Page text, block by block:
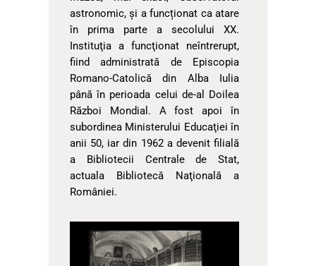
astronomic, și a funcționat ca atare
în prima parte a secolului XX.
Instituţia a funcţionat neîntrerupt,
fiind administrată de Episcopia
Romano-Catolică din Alba Iulia
până în perioada celui de-al Doilea
Război Mondial. A fost apoi în
subordinea Ministerului Educaţiei în
anii 50, iar din 1962 a devenit filială
a Bibliotecii Centrale de Stat,
actuala Bibliotecă Naţională a
României.